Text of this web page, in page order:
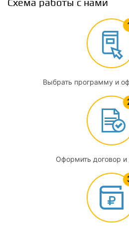
2.3
2.4
Классификация средств
2.5
Метрологические
2.6
Классификация погрешностей
2.7
Классы точности средств
2.8
Выбор средств измерений
Схема работы с нами
Выбрать программу и
Оформить договор